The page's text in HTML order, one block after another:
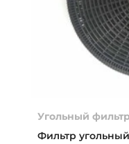
Угольный
Фильтр